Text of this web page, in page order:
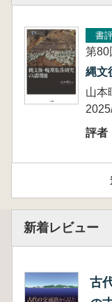
書
第
縄文
山
評者
新着レビュー
古